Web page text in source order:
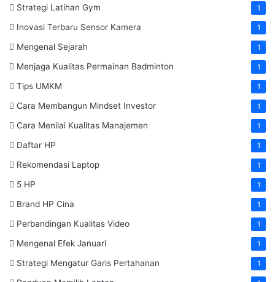
Strategi Latihan Gym 1
Inovasi Terbaru Sensor Kamera 1
Mengenal Sejarah 1
Menjaga Kualitas Permainan Badminton 1
Tips UMKM 1
Cara Membangun Mindset Investor 1
Cara Menilai Kualitas Manajemen 1
Daftar HP 1
Rekomendasi Laptop 1
5 HP 1
Brand HP Cina 1
Perbandingan Kualitas Video 1
Mengenal Efek Januari 1
Strategi Mengatur Garis Pertahanan 1